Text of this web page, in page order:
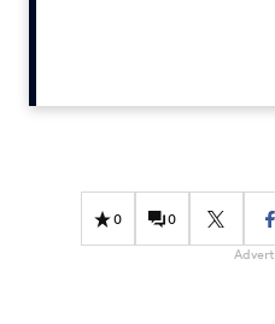
Design
Diversiteit
Effectiviteit
0 0